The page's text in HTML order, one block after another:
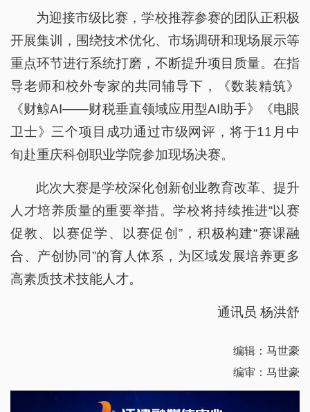
为迎接市级比赛，学校推荐参赛的团队正积极
开展集训，围绕技术优化、市场调研和现场展示等
重点环节进行系统打磨，不断提升项目质量。在指
导老师和校外专家的共同辅导下，《数装精筑》
《财鲸AI——财税垂直领域应用型AI助手》《电眼
卫士》三个项目成功通过市级网评，将于11月中
旬赴重庆科创职业学院参加现场决赛。
此次大赛是学校深化创新创业教育改革、提升
人才培养质量的重要举措。学校将持续推进“以赛
促教、以赛促学、以赛促创”，积极构建“赛课融
合、产创协同”的育人体系，为区域发展培养更多
高素质技术技能人才。
通讯员 杨洪舒
编辑：马世豪
编审：马世豪